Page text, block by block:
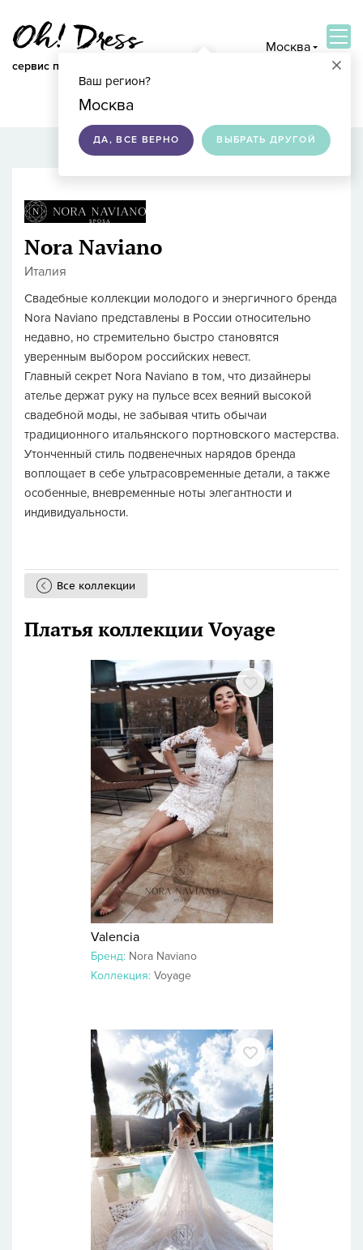
сервис по подбору свадебных платьев
Москва
×
Ваш регион?
Москва
ДА, ВСЕ ВЕРНО ВЫБРАТЬ ДРУГОЙ
Nora Naviano
Италия
Свадебные коллекции молодого и энергичного бренда
Nora Naviano представлены в России относительно
недавно, но стремительно быстро становятся
уверенным выбором российских невест.
Главный секрет Nora Naviano в том, что дизайнеры
ателье держат руку на пульсе всех веяний высокой
свадебной моды, не забывая чтить обычаи
традиционного итальянского портновского мастерства.
Утонченный стиль подвенечных нарядов бренда
воплощает в себе ультрасовременные детали, а также
особенные, вневременные ноты элегантности и
индивидуальности.
Все коллекции
Платья коллекции Voyage
Valencia
Бренд: Nora Naviano
Коллекция: Voyage